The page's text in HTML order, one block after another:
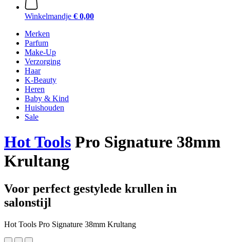
Winkelmandje € 0,00
Merken
Parfum
Make-Up
Verzorging
Haar
K-Beauty
Heren
Baby & Kind
Huishouden
Sale
Hot Tools Pro Signature 38mm
Krultang
Voor perfect gestylede krullen in
salonstijl
Hot Tools Pro Signature 38mm Krultang